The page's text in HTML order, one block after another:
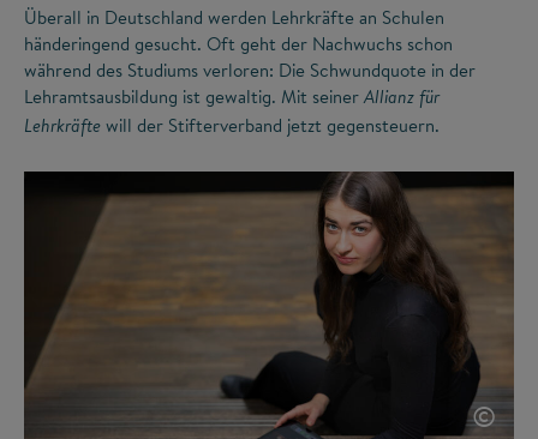
Überall in Deutschland werden Lehrkräfte an Schulen
händeringend gesucht. Oft geht der Nachwuchs schon
während des Studiums verloren: Die Schwundquote in der
Lehramtsausbildung ist gewaltig. Mit seiner Allianz für
Lehrkräfte will der Stifterverband jetzt gegensteuern.
©